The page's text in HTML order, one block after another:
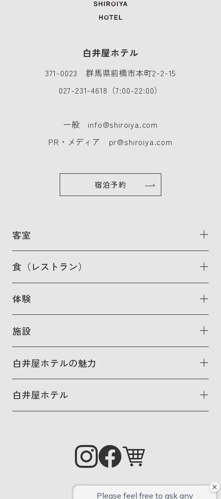
白井屋ホテル
371-0023 群馬県前橋市本町2-2-15
027-231-4618 （7:00-22:00）
一般 info@shiroiya.com
PR・メディア pr@shiroiya.com
宿泊予約
客室
食（レストラン）
体験
施設
白井屋ホテルの魅力
白井屋ホテル